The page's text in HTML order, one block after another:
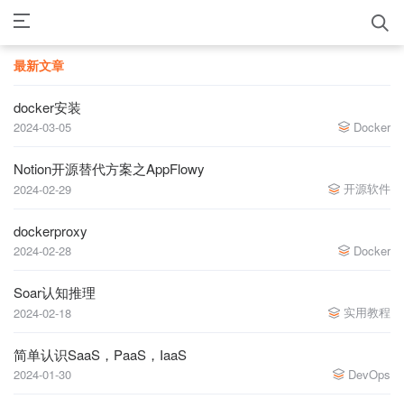
最新文章
docker安装
2024-03-05 Docker
Notion开源替代方案之AppFlowy
2024-02-29 开源软件
dockerproxy
2024-02-28 Docker
Soar认知推理
2024-02-18 实用教程
简单认识SaaS，PaaS，IaaS
2024-01-30 DevOps